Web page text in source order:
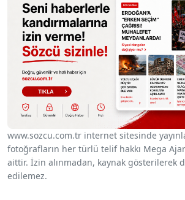
www.sozcu.com.tr internet sitesinde
fotoğrafların her türlü telif hakkı Mega
aittir. İzin alınmadan, kaynak gösterilerek
edilemez.